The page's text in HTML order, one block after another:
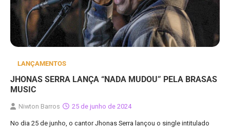
LANÇAMENTOS
JHONAS SERRA LANÇA “NADA MUDOU” PELA BRASAS
MUSIC
Niwton Barros 25 de junho de 2024
No dia 25 de junho, o cantor Jhonas Serra lançou o single intitulado